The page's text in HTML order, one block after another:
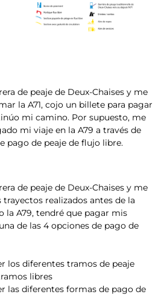
de peaje de Deux-Chaises y me
la A71, cojo un billete para pagar
mi camino. Por supuesto, me
mi viaje en la A79 a través de
pago de peaje de flujo libre.
de peaje de Deux-Chaises y me
realizados antes de la
la A79, tendré que pagar mis
de las 4 opciones de pago de
los diferentes tramos de peaje
libres
las diferentes formas de pago de